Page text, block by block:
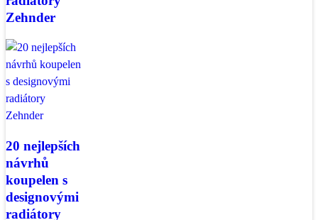
Zehnder
20 nejlepších
návrhů
koupelen s
designovými
radiátory